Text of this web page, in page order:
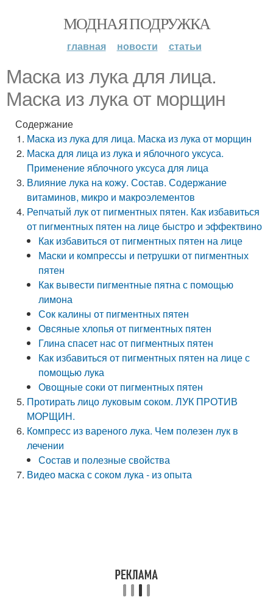
МОДНАЯ ПОДРУЖКА
главная новости статьи
Маска из лука для лица.
Маска из лука от морщин
Содержание
Маска из лука для лица. Маска из лука от морщин
Маска для лица из лука и яблочного уксуса.
Применение яблочного уксуса для лица
Влияние лука на кожу. Состав. Содержание
витаминов, микро и макроэлементов
Репчатый лук от пигментных пятен. Как избавиться
от пигментных пятен на лице быстро и эффектвино
Как избавиться от пигментных пятен на лице
Маски и компрессы и петрушки от пигментных
пятен
Как вывести пигментные пятна с помощью
лимона
Сок калины от пигментных пятен
Овсяные хлопья от пигментных пятен
Глина спасет нас от пигментных пятен
Как избавиться от пигментных пятен на лице с
помощью лука
Овощные соки от пигментных пятен
Протирать лицо луковым соком. ЛУК ПРОТИВ
МОРЩИН.
Компресс из вареного лука. Чем полезен лук в
лечении
Состав и полезные свойства
Видео маска с соком лука - из опыта